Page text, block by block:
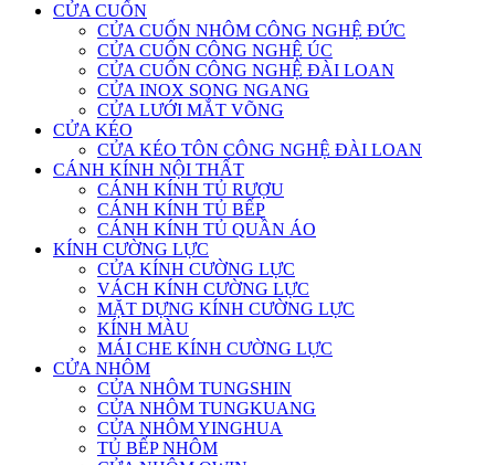
CỬA CUỐN
CỬA CUỐN NHÔM CÔNG NGHỆ ĐỨC
CỬA CUỐN CÔNG NGHỆ ÚC
CỬA CUỐN CÔNG NGHỆ ĐÀI LOAN
CỬA INOX SONG NGANG
CỬA LƯỚI MẮT VÕNG
CỬA KÉO
CỬA KÉO TÔN CÔNG NGHỆ ĐÀI LOAN
CÁNH KÍNH NỘI THẤT
CÁNH KÍNH TỦ RƯỢU
CÁNH KÍNH TỦ BẾP
CÁNH KÍNH TỦ QUẦN ÁO
KÍNH CƯỜNG LỰC
CỬA KÍNH CƯỜNG LỰC
VÁCH KÍNH CƯỜNG LỰC
MẶT DỰNG KÍNH CƯỜNG LỰC
KÍNH MÀU
MÁI CHE KÍNH CƯỜNG LỰC
CỬA NHÔM
CỬA NHÔM TUNGSHIN
CỬA NHÔM TUNGKUANG
CỬA NHÔM YINGHUA
TỦ BẾP NHÔM